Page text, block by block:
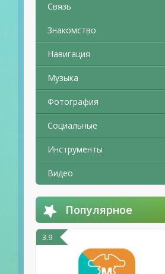
Связь
Знакомство
Навигация
Музыка
Фотография
Социальные
Инструменты
Видео
Популярное
3.9